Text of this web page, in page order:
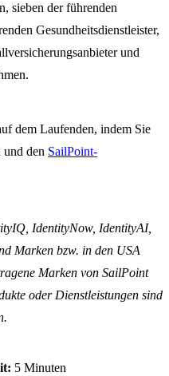
sieben der führenden
Gesundheitsdienstleister,
und
dem Laufenden, indem Sie
und den SailPoint-
IdentityNow, IdentityAI,
Marken bzw. in den USA
Marken von SailPoint
oder Dienstleistungen sind
5 Minuten